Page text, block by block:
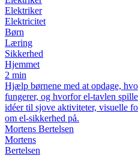
Elektriker
Elektricitet
Børn
Læring
Sikkerhed
Hjemmet
2 min
Hjælp børnene med at opdage,
fungerer, og hvorfor el-tavlen
idéer til sjove aktiviteter, visuelle
om el-sikkerhed på.
Mortens Bertelsen
Mortens
Bertelsen